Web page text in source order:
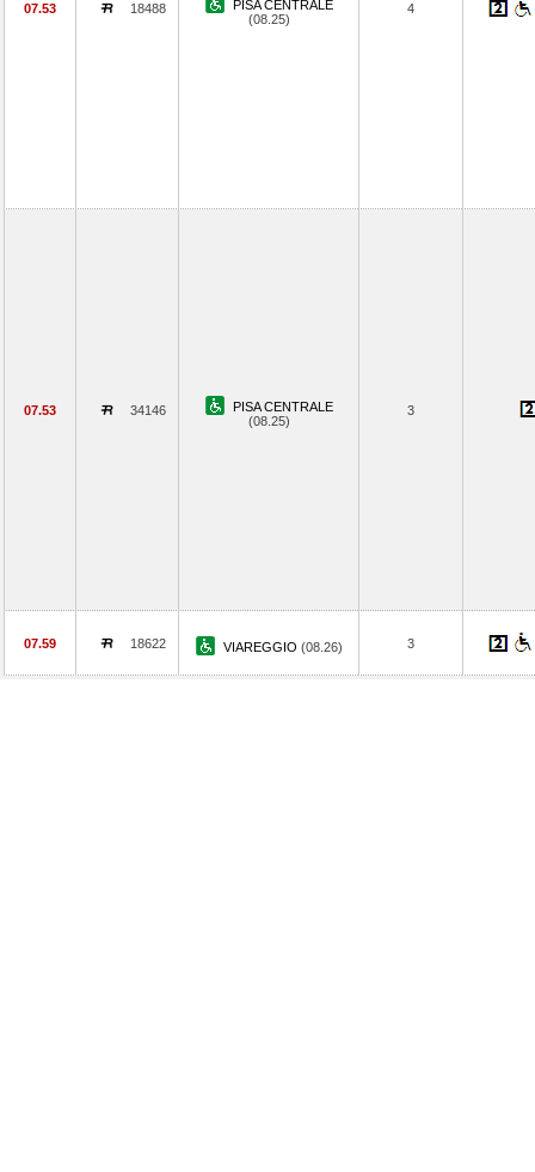
07.53 18488
PISA CENTRALE
(08.25)
4
07.53 34146
PISA CENTRALE
(08.25)
3
07.59 18622 VIAREGGIO (08.26) 3